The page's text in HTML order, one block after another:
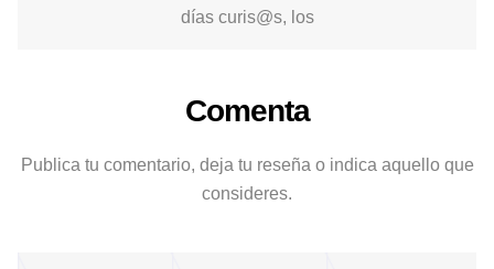
días curis@s, los
Comenta
Publica tu comentario, deja tu reseña o indica aquello que
consideres.